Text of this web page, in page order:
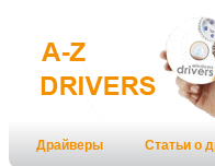
Драйверы Статьи о